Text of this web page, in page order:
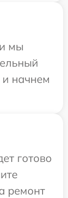
мы
и начнем
готово
ремонт